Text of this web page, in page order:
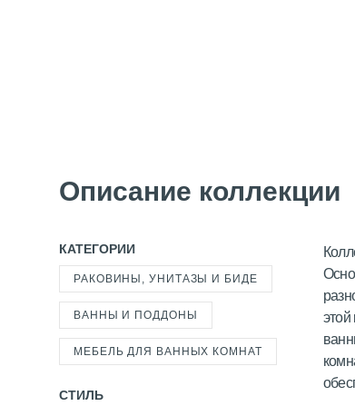
Описание коллекции
КАТЕГОРИИ
РАКОВИНЫ, УНИТАЗЫ И БИДЕ
ВАННЫ И ПОДДОНЫ
МЕБЕЛЬ ДЛЯ ВАННЫХ КОМНАТ
СТИЛЬ